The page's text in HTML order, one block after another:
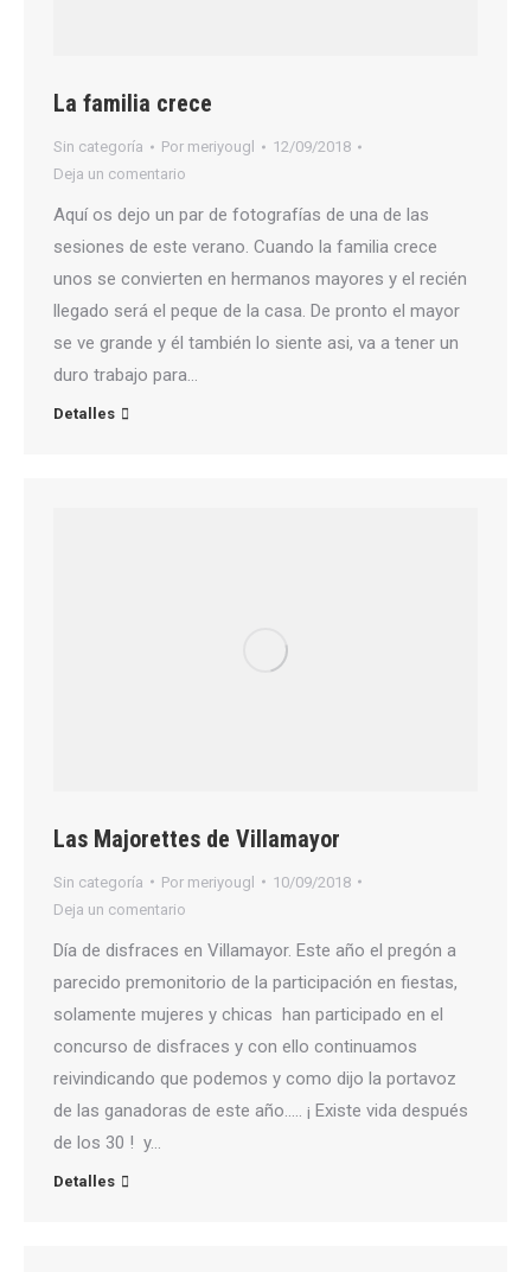
La familia crece
Sin categoría Por meriyougl
12/09/2018
Deja un comentario
Aquí os dejo un par de fotografías de una de las
sesiones de este verano. Cuando la familia crece
unos se convierten en hermanos mayores y el recién
llegado será el peque de la casa. De pronto el mayor
se ve grande y él también lo siente asi, va a tener un
duro trabajo para…
Detalles
Las Majorettes de Villamayor
Sin categoría Por meriyougl
10/09/2018
Deja un comentario
Día de disfraces en Villamayor. Este año el pregón a
parecido premonitorio de la participación en fiestas,
solamente mujeres y chicas han participado en el
concurso de disfraces y con ello continuamos
reivindicando que podemos y como dijo la portavoz
de las ganadoras de este año….. ¡ Existe vida después
de los 30 ! y…
Detalles